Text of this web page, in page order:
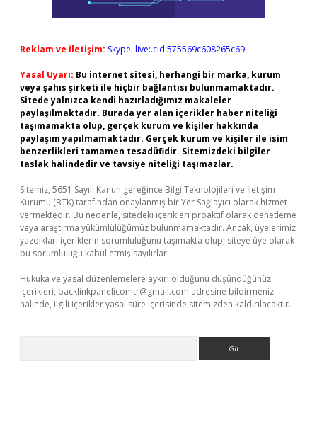
Reklam ve İletişim: Skype: live:.cid.575569c608265c69
Yasal Uyarı: Bu internet sitesi, herhangi bir marka, kurum
veya şahıs şirketi ile hiçbir bağlantısı bulunmamaktadır.
Sitede yalnızca kendi hazırladığımız makaleler
paylaşılmaktadır. Burada yer alan içerikler haber niteliği
taşımamakta olup, gerçek kurum ve kişiler hakkında
paylaşım yapılmamaktadır. Gerçek kurum ve kişiler ile isim
benzerlikleri tamamen tesadüfidir. Sitemizdeki bilgiler
taslak halindedir ve tavsiye niteliği taşımazlar.
Sitemiz, 5651 Sayılı Kanun gereğince Bilgi Teknolojileri ve İletişim
Kurumu (BTK) tarafından onaylanmış bir Yer Sağlayıcı olarak hizmet
vermektedir. Bu nedenle, sitedeki içerikleri proaktif olarak denetleme
veya araştırma yükümlülüğümüz bulunmamaktadır. Ancak, üyelerimiz
yazdıkları içeriklerin sorumluluğunu taşımakta olup, siteye üye olarak
bu sorumluluğu kabul etmiş sayılırlar.
Hukuka ve yasal düzenlemelere aykırı olduğunu düşündüğünüz
içerikleri, backlinkpanelicomtr@gmail.com adresine bildirmeniz
halinde, ilgili içerikler yasal süre içerisinde sitemizden kaldırılacaktır.